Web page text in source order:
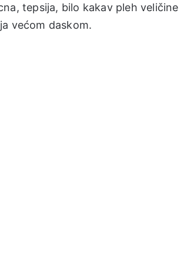
tepsija, bilo kakav pleh veličine
većom daskom.